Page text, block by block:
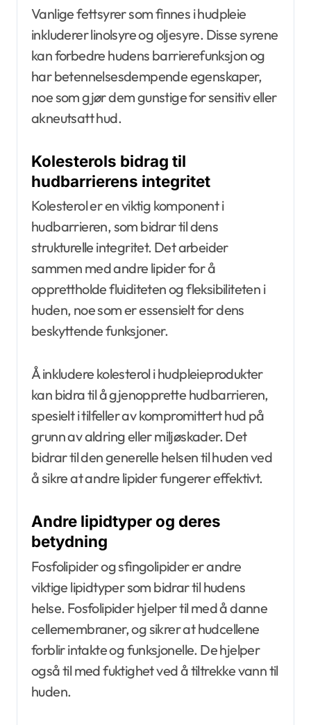
Vanlige fettsyrer som finnes i hudpleie
inkluderer linolsyre og oljesyre. Disse syrene
kan forbedre hudens barrierefunksjon og
har betennelsesdempende egenskaper,
noe som gjør dem gunstige for sensitiv eller
akneutsatt hud.
Kolesterols bidrag til
hudbarrierens integritet
Kolesterol er en viktig komponent i
hudbarrieren, som bidrar til dens
strukturelle integritet. Det arbeider
sammen med andre lipider for å
opprettholde fluiditeten og fleksibiliteten i
huden, noe som er essensielt for dens
beskyttende funksjoner.
Å inkludere kolesterol i hudpleieprodukter
kan bidra til å gjenopprette hudbarrieren,
spesielt i tilfeller av kompromittert hud på
grunn av aldring eller miljøskader. Det
bidrar til den generelle helsen til huden ved
å sikre at andre lipider fungerer effektivt.
Andre lipidtyper og deres
betydning
Fosfolipider og sfingolipider er andre
viktige lipidtyper som bidrar til hudens
helse. Fosfolipider hjelper til med å danne
cellemembraner, og sikrer at hudcellene
forblir intakte og funksjonelle. De hjelper
også til med fuktighet ved å tiltrekke vann til
huden.